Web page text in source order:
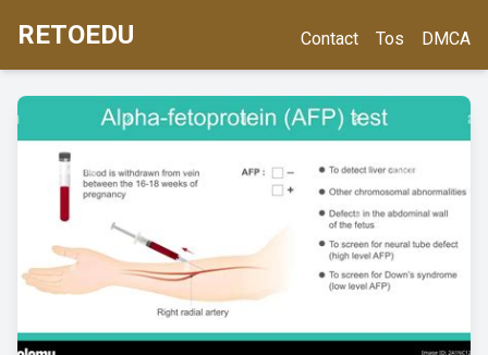
RETOEDU Contact Tos DMCA